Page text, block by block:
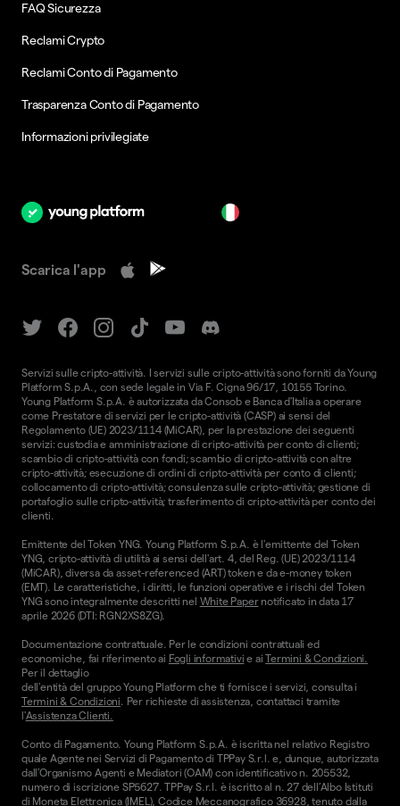
FAQ Sicurezza
Reclami Crypto
Reclami Conto di Pagamento
Trasparenza Conto di Pagamento
Informazioni privilegiate
Scarica l'app
Servizi sulle cripto-attività. I servizi sulle cripto-attività sono forniti da Young
Platform S.p.A., con sede legale in Via F. Cigna 96/17, 10155 Torino.
Young Platform S.p.A. è autorizzata da Consob e Banca d'Italia a operare
come Prestatore di servizi per le cripto-attività (CASP) ai sensi del
Regolamento (UE) 2023/1114 (MiCAR), per la prestazione dei seguenti
servizi: custodia e amministrazione di cripto-attività per conto di clienti;
scambio di cripto-attività con fondi; scambio di cripto-attività con altre
cripto-attività; esecuzione di ordini di cripto-attività per conto di clienti;
collocamento di cripto-attività; consulenza sulle cripto-attività; gestione di
portafoglio sulle cripto-attività; trasferimento di cripto-attività per conto dei
clienti.
Emittente del Token YNG. Young Platform S.p.A. è l'emittente del Token
YNG, cripto-attività di utilità ai sensi dell'art. 4, del Reg. (UE) 2023/1114
(MiCAR), diversa da asset-referenced (ART) token e da e-money token
(EMT). Le caratteristiche, i diritti, le funzioni operative e i rischi del Token
YNG sono integralmente descritti nel White Papernotificato in data 17
aprile 2026 (DTI: RGN2XS8ZG).
Documentazione contrattuale. Per le condizioni contrattuali ed
economiche, fai riferimento ai Fogli informativi e aiTermini & Condizioni.
Per il dettaglio
dell'entità del gruppo Young Platform che ti fornisce i servizi, consulta i
Termini & Condizioni. Per richieste di assistenza, contattaci tramite
l'Assistenza Clienti.
Conto di Pagamento. Young Platform S.p.A. è iscritta nel relativo Registro
quale Agente nei Servizi di Pagamento di TPPay S.r.l. e, dunque, autorizzata
dall’Organismo Agenti e Mediatori (OAM) con identificativo n. 205532,
numero di iscrizione SP5627. TPPay S.r.l. è iscritto al n. 27 dell’Albo Istituti
di Moneta Elettronica (IMEL), Codice Meccanografico 36928, tenuto dalla